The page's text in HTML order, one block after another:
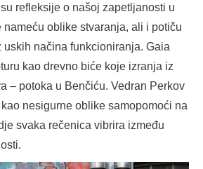
refleksije o našoj zapetljanosti u
oblike stvaranja, ali i potiču
uskih načina funkcioniranja. Gaia
kao drevno biće koje izranja iz
– potoka u Benčiću. Vedran Perkov
nesigurne oblike samopomoći na
svaka rečenica vibrira između